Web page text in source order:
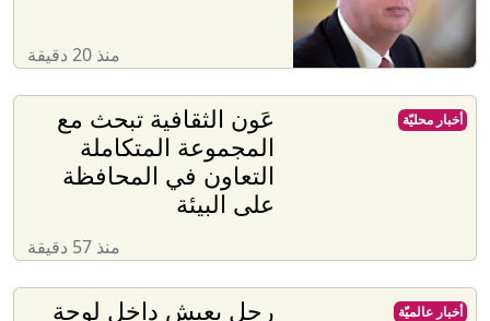
منذ 20 دقيقة
عَون الثقافية تبحث مع
المجموعة المتكاملة
التعاون في المحافظة
على البيئة
منذ 57 دقيقة
أخبار محليّة
رجل يعيش داخل لوحة
أخبار عالميّة